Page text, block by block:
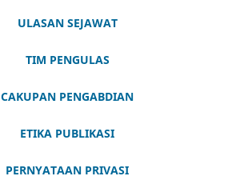
ULASAN SEJAWAT
TIM PENGULAS
CAKUPAN PENGABDIAN
ETIKA PUBLIKASI
PERNYATAAN PRIVASI